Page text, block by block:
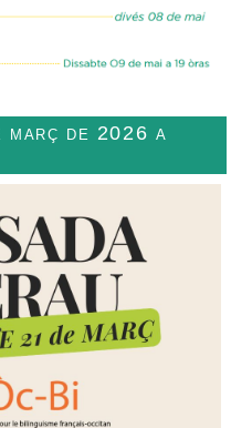
de 2026 a